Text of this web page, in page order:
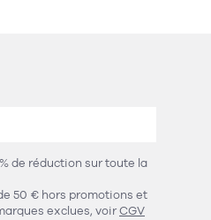
de réduction sur toute la
50 € hors promotions et
exclues, voirCGV